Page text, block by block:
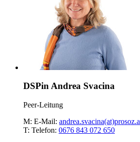
DSPin Andrea Svacina
Peer-Leitung
M: E-Mail:
T: Telefon: 0676 843 072 650